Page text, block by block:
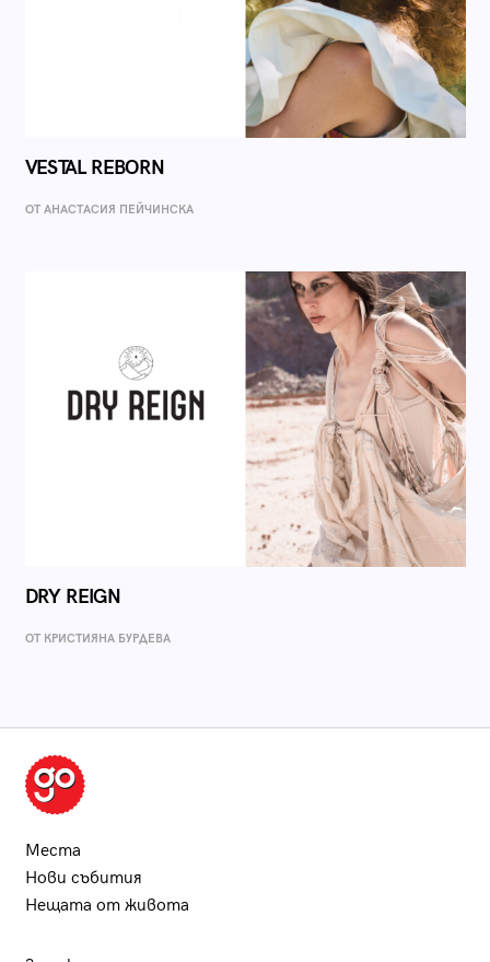
VESTAL REBORN
ОТ AНАСТАСИЯ ПЕЙЧИНСКА
DRY REIGN
ОТ КРИСТИЯНА БУРДЕВА
Места
Нови събития
Нещата от живота